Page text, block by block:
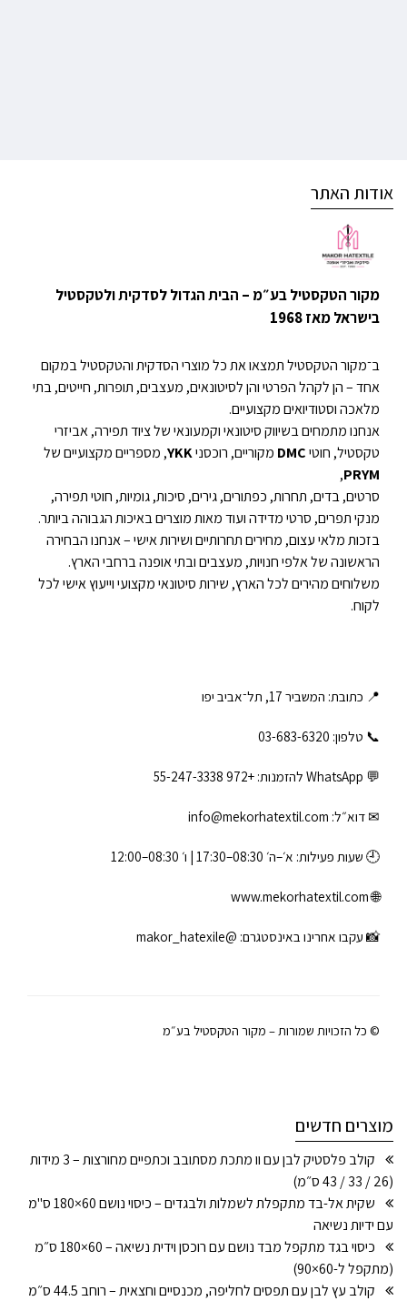
אודות האתר
מקור הטקסטיל בע״מ – הבית הגדול לסדקית ולטקסטיל
בישראל מאז 1968
ב־מקור הטקסטיל תמצאו את כל מוצרי הסדקית והטקסטיל במקום
אחד – הן לקהל הפרטי והן לסיטונאים, מעצבים, תופרות, חייטים, בתי
מלאכה וסטודיואים מקצועיים.
אנחנו מתמחים בשיווק סיטונאי וקמעונאי של ציוד תפירה, אביזרי
טקסטיל, חוטיDMC מקוריים, רוכסניYKK, מספריים מקצועיים של
PRYM
,
סרטים, בדים, תחרות, כפתורים, גירים, סיכות, גומיות, חוטי תפירה,
מנקי תפרים, סרטי מדידה ועוד מאות מוצרים באיכות הגבוהה ביותר.
בזכות מלאי עצום, מחירים תחרותיים ושירות אישי – אנחנו הבחירה
הראשונה של אלפי חנויות, מעצבים ובתי אופנה ברחבי הארץ.
משלוחים מהירים לכל הארץ, שירות סיטונאי מקצועי וייעוץ אישי לכל
לקוח.
📍 כתובת: המשביר 17, תל־אביב יפו
📞 טלפון: ‎03-683-6320
💬 WhatsApp להזמנות: +972 55-247-3338
✉ דוא״ל: info@mekorhatextil.com
🕘 שעות פעילות: א׳–ה׳ 08:30–17:30 | ו׳ 08:30–12:00
🌐
www.mekorhatextil.com
📸 עקבו אחרינו באינסטגרם: @makor_hatexile
© כל הזכויות שמורות – מקור הטקסטיל בע״מ
מוצרים חדשים
קולב פלסטיק לבן עם וו מתכת מסתובב וכתפיים מחורצות – 3 מידות
(26 / 33 / 43 ס״מ)
שקית אל-בד מתקפלת לשמלות ולבגדים – כיסוי נושם 60×180 ס"מ
עם ידיות נשיאה
כיסוי בגד מתקפל מבד נושם עם רוכסן וידית נשיאה – 60×180 ס״מ
(מתקפל ל-60×90)
קולב עץ לבן עם תפסים לחליפה, מכנסיים וחצאית – רוחב 44.5 ס״מ